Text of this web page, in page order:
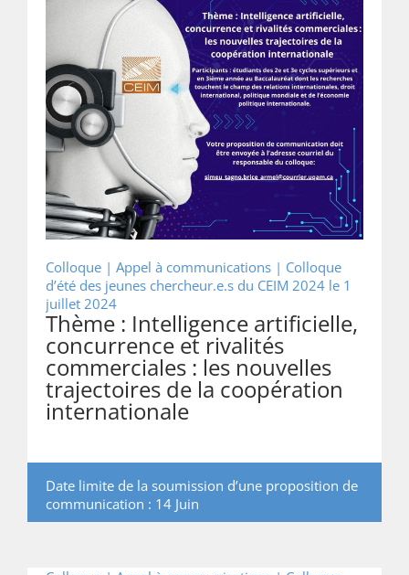
Colloque | Appel à communications | Colloque
d’été des jeunes chercheur.e.s du CEIM 2024 le 1
juillet 2024
Thème : Intelligence artificielle,
concurrence et rivalités
commerciales : les nouvelles
trajectoires de la coopération
internationale
Date limite de la soumission d’une proposition de
communication : 14 Juin